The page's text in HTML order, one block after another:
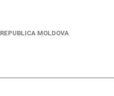
REPUBLICA MOLDOVA